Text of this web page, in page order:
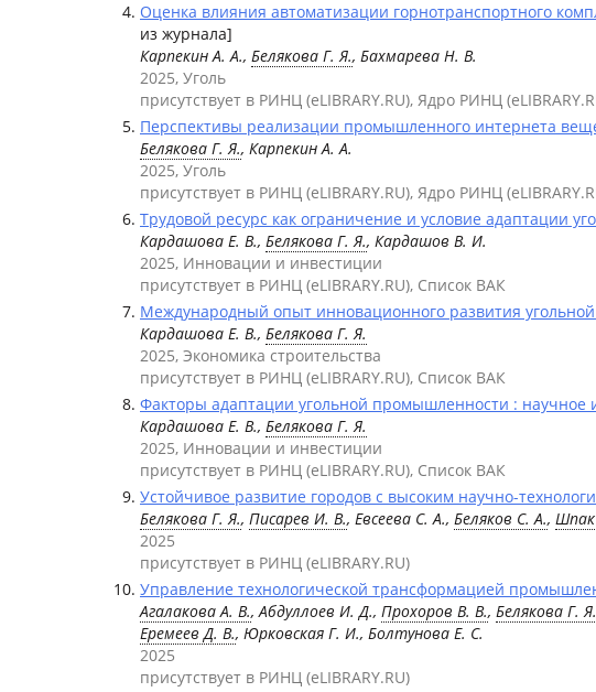
Оценка влияния автоматизации горнотранспортного
из журнала]
Карпекин А. А., Белякова Г. Я., Бахмарева Н. В.
2025, Уголь
присутствует в РИНЦ (eLIBRARY.RU), Ядро РИНЦ
Перспективы реализации промышленного интернета
Белякова Г. Я., Карпекин А. А.
2025, Уголь
присутствует в РИНЦ (eLIBRARY.RU), Ядро РИНЦ
Трудовой ресурс как ограничение и условие адаптации
Кардашова Е. В., Белякова Г. Я., Кардашов В. И.
2025, Инновации и инвестиции
присутствует в РИНЦ (eLIBRARY.RU), Список ВАК
Международный опыт инновационного развития
Кардашова Е. В., Белякова Г. Я.
2025, Экономика строительства
присутствует в РИНЦ (eLIBRARY.RU), Список ВАК
Факторы адаптации угольной промышленности : научное
Кардашова Е. В., Белякова Г. Я.
2025, Инновации и инвестиции
присутствует в РИНЦ (eLIBRARY.RU), Список ВАК
Устойчивое развитие городов с высоким научно-
Белякова Г. Я., Писарев И. В., Евсеева С. А., Беляков С. А., Шпак
2025
присутствует в РИНЦ (eLIBRARY.RU)
Управление технологической трансформацией
Агалакова А. В., Абдуллоев И. Д., Прохоров В. В., Белякова Г. Я.
Еремеев Д. В., Юрковская Г. И., Болтунова Е. С.
2025
присутствует в РИНЦ (eLIBRARY.RU)